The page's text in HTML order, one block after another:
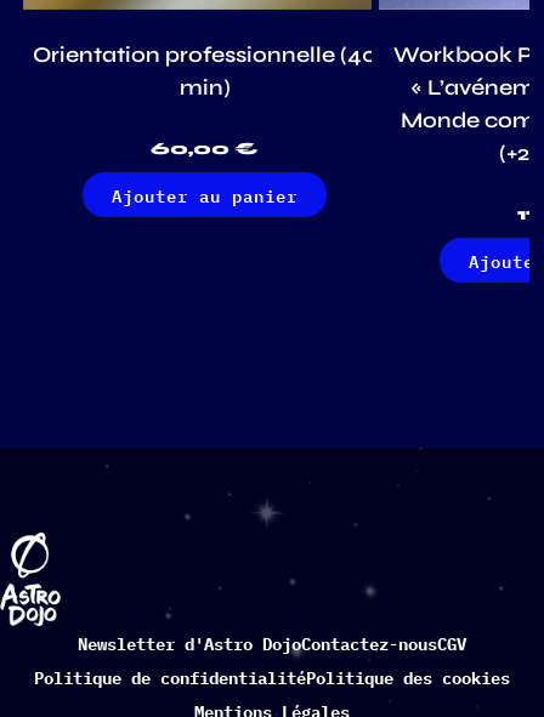
Orientation professionnelle (40
min)
60,00€
Ajouter au panier
Workbook
«
Monde
Newsletter d'Astro DojoContactez-nousCGV
Politique de confidentialitéPolitique des cookies
Mentions Légales